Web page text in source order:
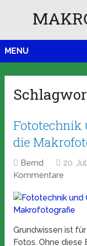
MENU
Fototechnik
die
Bernd 20.
Kommentare
Grundwissen ist
Fotos. Ohne diese